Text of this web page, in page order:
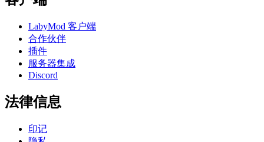
LabyMod 客户端
合作伙伴
插件
服务器集成
Discord
法律信息
印记